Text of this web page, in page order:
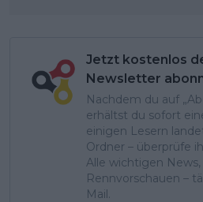
Jetzt kostenlos
Newsletter
Nachdem du auf
erhältst du sofort
einigen Lesern
Ordner – überprüfe
Alle wichtigen
Rennvorschauen –
Mail.